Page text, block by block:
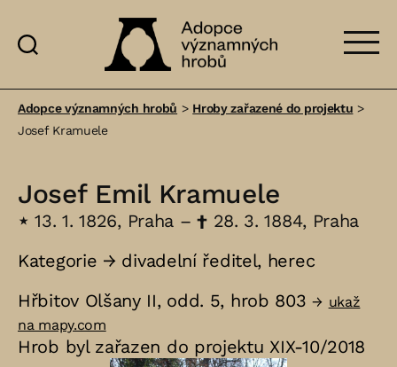
významných
Adopce významných hrobů > Hroby zařazené do projektu >
Josef Kramuele
Josef Emil Kramuele
⋆ 13. 1. 1826, Praha –†28. 3. 1884, Praha
Kategorie → divadelní ředitel, herec
Hřbitov Olšany II, odd. 5, hrob 803→ ukaž
na mapy.com
Hrob byl zařazen do projektu XIX-10/2018